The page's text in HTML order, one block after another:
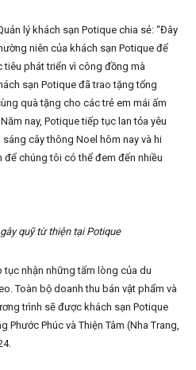
lý khách sạn Potique chia sẻ: “Đây
niên của khách sạn Potique để
tiêu phát triển vì công đồng mà
sạn Potique đã trao tặng tổng
quà tặng cho các trẻ em mái ấm
nay, Potique tiếp tục lan tỏa yêu
cây thông Noel hôm nay và hi
để chúng tôi có thể đem đến nhiều
quỹ từ thiện tại Potique
tục nhận những tấm lòng của du
Toàn bộ doanh thu bán vật phẩm và
trình sẽ được khách sạn Potique
Phước Phúc và Thiện Tâm (Nha Trang,